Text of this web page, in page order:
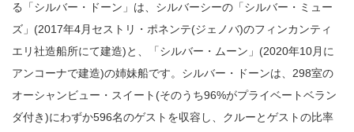
る「シルバー・ドーン」は、シルバーシーの「シルバー・ミュー
ズ」(2017年4月セストリ・ポネンテ(ジェノバ)のフィンカンティ
エリ社造船所にて建造)と、「シルバー・ムーン」(2020年10月に
アンコーナで建造)の姉妹船です。シルバー・ドーンは、298室の
オーシャンビュー・スイート(そのうち96%がプライベートベラン
ダ付き)にわずか596名のゲストを収容し、クルーとゲストの比率